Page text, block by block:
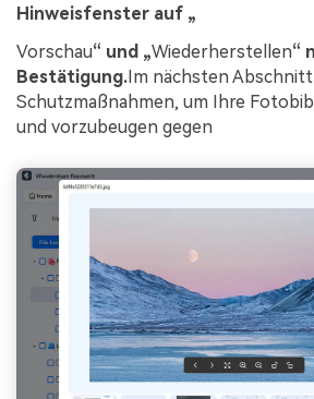
Hinweisfenster auf „
Vorschau“ und „Wiederherstellen“
Bestätigung. Im nächsten
Schutzmaßnahmen, um Ihre
und vorzubeugen gegen